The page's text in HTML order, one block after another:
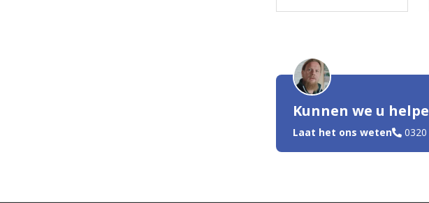
Kunnen we u
Laat het ons weten